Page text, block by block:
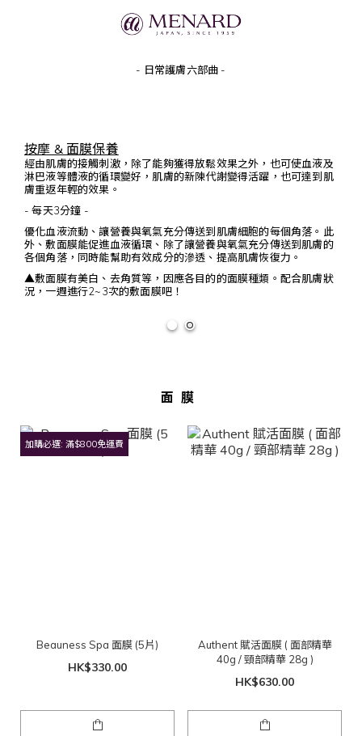
- 日常護膚六部曲 -
按摩 & 面膜保養
經由肌膚的接觸刺激，除了能夠獲得放鬆效果之外，也可使血液及
淋巴液等體液的循環變好，肌膚的新陳代謝變得活躍，也可達到肌
膚重返年輕的效果。
- 每天3分鐘 -
優化血液流動、讓營養與氧氣充分傳送到肌膚細胞的每個角落。此
外、敷面膜能促進血液循環、除了讓營養與氧氣充分傳送到肌膚的
各個角落，同時能幫助有效成分的滲透、提高肌膚恢復力。
▲敷面膜有美白、去角質等，因應各目的的面膜種類。配合肌膚狀
況，一週進行2~3次的敷面膜吧！
面膜
加購必選: 滿$800免運費
Beauness Spa 面膜 (5片)
HK$330.00
Authent 賦活面膜 ( 面部精華
40g / 頸部精華 28g )
HK$630.00